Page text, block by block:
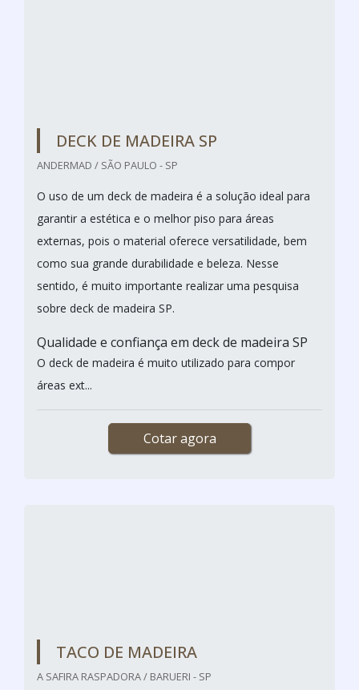
agrupamento de pequenas placas retangulares de
madeira maciça que são dispostas seguindo padrões
geométricos pré-definidos. Esse tipo de revestimento
é a opção ideal para quem procura por design
agradável.
Especificidades do taco de madeira
O taco de madeira é também conhecido por sua
durabilidade, decorrente da...
Cotar agora
garantir a estética e o melhor piso para áreas
externas, pois o material oferece versatilidade, bem